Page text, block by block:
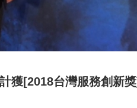
獲[2018台灣服務創新